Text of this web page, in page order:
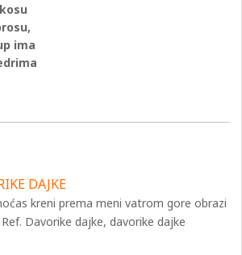
ima
DAJKE
kreni prema meni vatrom gore obrazi
Davorike dajke, davorike dajke